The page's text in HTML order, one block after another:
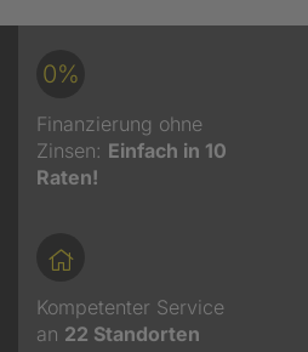
0%
Finanzierung ohne
Zinsen: Einfach in 10
Raten!
Kompetenter Service
an 22 Standorten